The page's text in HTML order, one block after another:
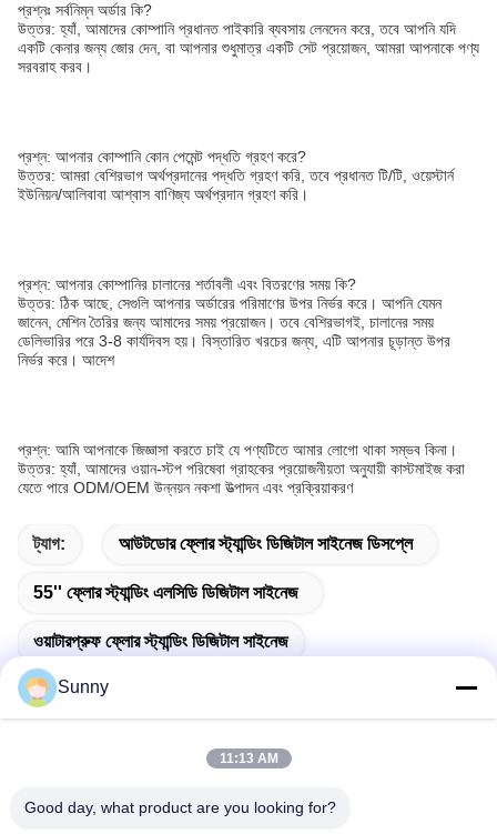
প্রশ্নঃ সর্বনিম্ন অর্ডার কি?
উত্তর: হ্যাঁ, আমাদের কোম্পানি প্রধানত পাইকারি ব্যবসায় লেনদেন করে, তবে আপনি যদি
একটি কেনার জন্য জোর দেন, বা আপনার শুধুমাত্র একটি সেট প্রয়োজন, আমরা আপনাকে পণ্য
সরবরাহ করব।
প্রশ্ন: আপনার কোম্পানি কোন পেমেন্ট পদ্ধতি গ্রহণ করে?
উত্তর: আমরা বেশিরভাগ অর্থপ্রদানের পদ্ধতি গ্রহণ করি, তবে প্রধানত টি/টি, ওয়েস্টার্ন
ইউনিয়ন/আলিবাবা আশ্বাস বাণিজ্য অর্থপ্রদান গ্রহণ করি।
প্রশ্ন: আপনার কোম্পানির চালানের শর্তাবলী এবং বিতরণের সময় কি?
উত্তর: ঠিক আছে, সেগুলি আপনার অর্ডারের পরিমাণের উপর নির্ভর করে। আপনি যেমন
জানেন, মেশিন তৈরির জন্য আমাদের সময় প্রয়োজন। তবে বেশিরভাগই, চালানের সময়
ডেলিভারির পরে 3-8 কার্যদিবস হয়। বিস্তারিত খরচের জন্য, এটি আপনার চূড়ান্ত উপর
নির্ভর করে। আদেশ
প্রশ্ন: আমি আপনাকে জিজ্ঞাসা করতে চাই যে পণ্যটিতে আমার লোগো থাকা সম্ভব কিনা।
উত্তর: হ্যাঁ, আমাদের ওয়ান-স্টপ পরিষেবা গ্রাহকের প্রয়োজনীয়তা অনুযায়ী কাস্টমাইজ করা
যেতে পারে ODM/OEM উন্নয়ন নকশা উত্পাদন এবং প্রক্রিয়াকরণ
ট্যাগ: আউটডোর ফ্লোর স্ট্যান্ডিং ডিজিটাল সাইনেজ ডিসপ্লে
55'' ফ্লোর স্ট্যান্ডিং এলসিডি ডিজিটাল সাইনেজ
ওয়াটারপ্রুফ ফ্লোর স্ট্যান্ডিং ডিজিটাল সাইনেজ
Sunny
11:13 AM
Good day, what product are you looking for?